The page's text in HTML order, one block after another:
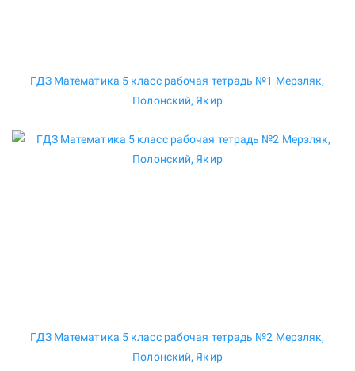
ГДЗ Математика 5 класс рабочая тетрадь №1 Мерзляк,
Полонский, Якир
ГДЗ Математика 5 класс рабочая тетрадь №2 Мерзляк,
Полонский, Якир